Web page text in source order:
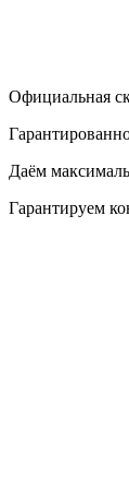
Официальная
Даём
Гарантируем